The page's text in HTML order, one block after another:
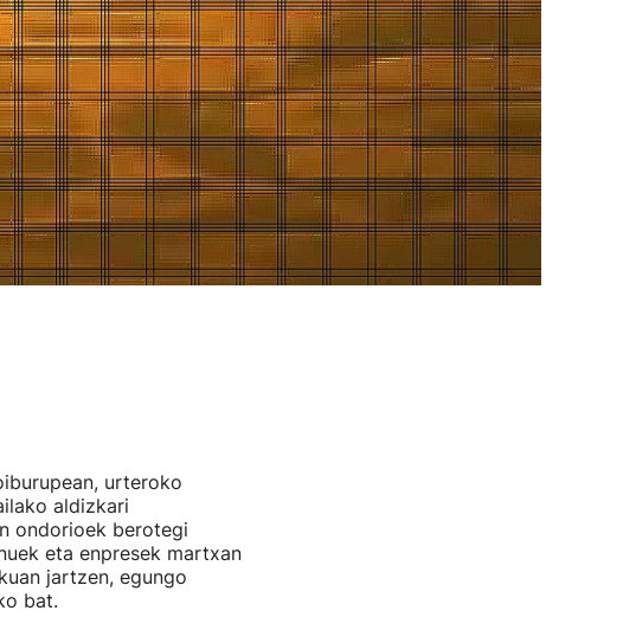
urteroko
aldizkari
ondorioek berotegi
eta enpresek martxan
jartzen, egungo
bat.